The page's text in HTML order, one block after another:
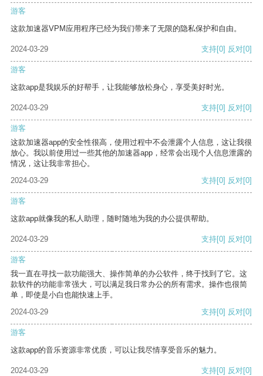
游客
这款加速器VPM应用程序已经为我们带来了无限的隐私保护和自由。
2024-03-29 支持[0] 反对[0]
游客
这款app是我娱乐的好帮手，让我能够放松身心，享受美好时光。
2024-03-29 支持[0] 反对[0]
游客
这款加速器app的安全性很高，使用过程中不会泄露个人信息，这让我很
放心。我以前使用过一些其他的加速器app，经常会出现个人信息泄露的
情况，这让我非常担心。
2024-03-29
支持[0] 反对[0]
游客
这款app就像我的私人助理，随时随地为我的办公提供帮助。
2024-03-29 支持[0] 反对[0]
游客
我一直在寻找一款功能强大、操作简单的办公软件，终于找到了它。这
款软件的功能非常强大，可以满足我日常办公的所有需求。操作也很简
单，即使是小白也能快速上手。
2024-03-29
支持[0] 反对[0]
游客
这款app的音乐资源非常优质，可以让我尽情享受音乐的魅力。
2024-03-29 支持[0] 反对[0]